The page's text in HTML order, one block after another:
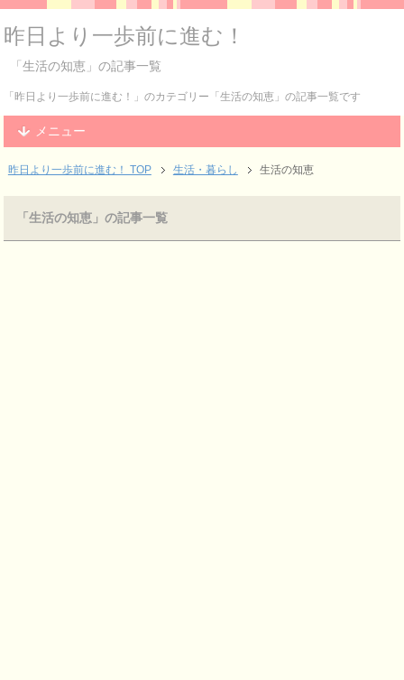
昨日より一歩前に進む！
「生活の知恵」の記事一覧
「昨日より一歩前に進む！」のカテゴリー「生活の知恵」の記事一覧です
メニュー
昨日より一歩前に進む！ TOP 生活・暮らし 生活の知恵
「生活の知恵」の記事一覧